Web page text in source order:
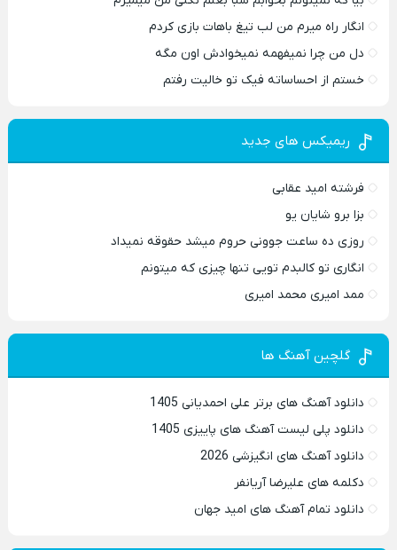
انگار راه میرم من لب تیغ باهات بازی کردم
دل من چرا نمیفهمه نمیخوادش اون مگه
خستم از احساساته فیک تو خالیت رفتم
ریمیکس های جدید
فرشته امید عقابی
بزا برو شایان یو
روزی ده ساعت جوونی حروم میشد حقوقه نمیداد
انگاری تو کالبدم تویی تنها چیزی که میتونم
ممد امیری محمد امیری
گلچین آهنگ ها
دانلود آهنگ های برتر علی احمدیانی 1405
دانلود پلی لیست آهنگ های پاییزی 1405
دانلود آهنگ های انگیزشی 2026
دکلمه های علیرضا آریانفر
دانلود تمام آهنگ های امید جهان